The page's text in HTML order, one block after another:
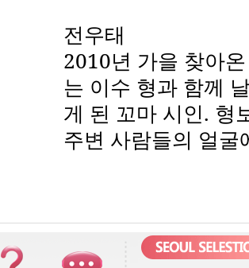
전우태
2010년 가을 찾아
는 이수 형과 함께
게 된 꼬마 시인. 형
주변 사람들의 얼